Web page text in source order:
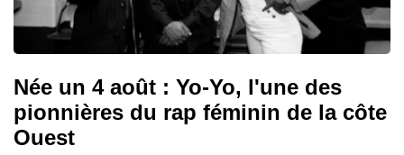
Née un 4 août : Yo-Yo, l'une des
pionnières du rap féminin de la côte
Ouest